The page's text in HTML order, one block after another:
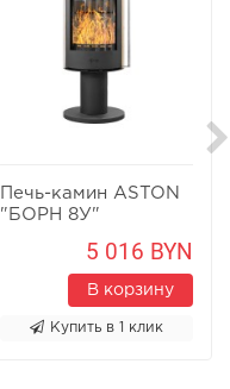
Печь-камин ASTON
"БОРН 8У"
5 016 BYN
В корзину
Купить в 1 клик